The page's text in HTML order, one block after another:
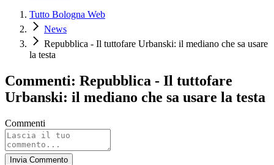
Tutto Bologna Web
News
Repubblica - Il tuttofare Urbanski: il mediano che sa usare
la testa
Commenti: Repubblica - Il tuttofare
Urbanski: il mediano che sa usare la testa
Commenti
Invia Commento